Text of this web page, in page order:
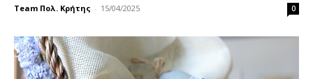
Team Πολ. Κρήτης - 15/04/2025 0